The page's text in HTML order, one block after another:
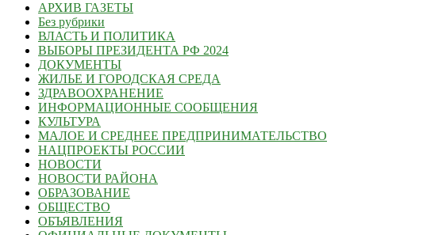
АРХИВ ГАЗЕТЫ
Без рубрики
ВЛАСТЬ И ПОЛИТИКА
ВЫБОРЫ ПРЕЗИДЕНТА РФ 2024
ДОКУМЕНТЫ
ЖИЛЬЕ И ГОРОДСКАЯ СРЕДА
ЗДРАВООХРАНЕНИЕ
ИНФОРМАЦИОННЫЕ СООБЩЕНИЯ
КУЛЬТУРА
МАЛОЕ И СРЕДНЕЕ ПРЕДПРИНИМАТЕЛЬСТВО
НАЦПРОЕКТЫ РОССИИ
НОВОСТИ
НОВОСТИ РАЙОНА
ОБРАЗОВАНИЕ
ОБЩЕСТВО
ОБЪЯВЛЕНИЯ